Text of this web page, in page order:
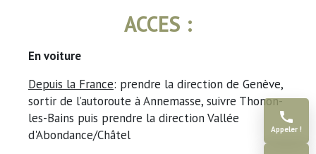
ACCES :
En voiture
Depuis la France: prendre la direction de Genève,
sortir de l’autoroute à Annemasse, suivre Thonon-
les-Bains puis prendre la direction Vallée
d'Abondance/Châtel
Appeler !